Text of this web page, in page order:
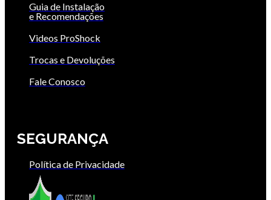
Guia de Instalação
e Recomendações
Videos ProShock
Trocas e Devoluções
Fale Conosco
SEGURANÇA
Política de Privacidade